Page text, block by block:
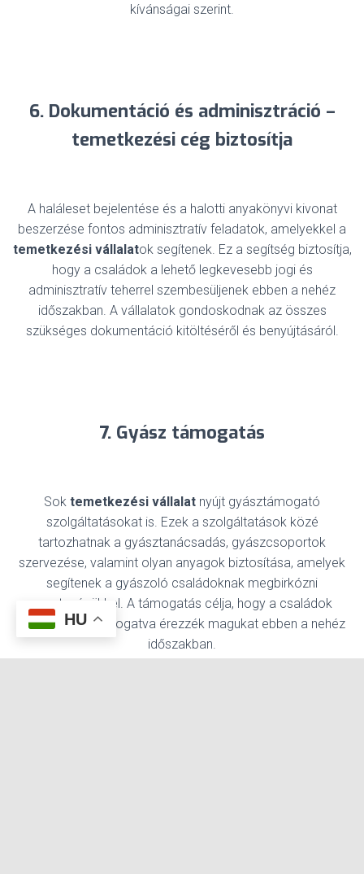
kívánságai szerint.
6. Dokumentáció és adminisztráció –
temetkezési cég biztosítja
A haláleset bejelentése és a halotti anyakönyvi kivonat
beszerzése fontos adminisztratív feladatok, amelyekkel a
temetkezési vállalatok segítenek. Ez a segítség biztosítja,
hogy a családok a lehető legkevesebb jogi és
adminisztratív teherrel szembesüljenek ebben a nehéz
időszakban. A vállalatok gondoskodnak az összes
szükséges dokumentáció kitöltéséről és benyújtásáról.
7. Gyász támogatás
Sok temetkezési vállalat nyújt gyásztámogató
szolgáltatásokat is. Ezek a szolgáltatások közé
tartozhatnak a gyásztanácsadás, gyászcsoportok
szervezése, valamint olyan anyagok biztosítása, amelyek
segítenek a gyászoló családoknak megbirkózni
veszteségükkel. A támogatás célja, hogy a családok
érzelmileg is támogatva érezzék magukat ebben a nehéz
időszakban.
HU